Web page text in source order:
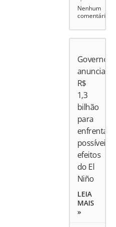
Nenhum
comentário
Governo
anuncia
R$
1,3
bilhão
para
enfrentar
possíveis
efeitos
do El
Niño
LEIA
MAIS
»